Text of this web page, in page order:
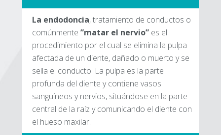
La endodoncia, tratamiento de conductos o
comúnmente ”matar el nervio”es el
procedimiento por el cual se elimina la pulpa
afectada de un diente, dañado o muerto y se
sella el conducto. La pulpa es la parte
profunda del diente y contiene vasos
sanguíneos y nervios, situándose en la parte
central de la raíz y comunicando el diente con
el hueso maxilar.